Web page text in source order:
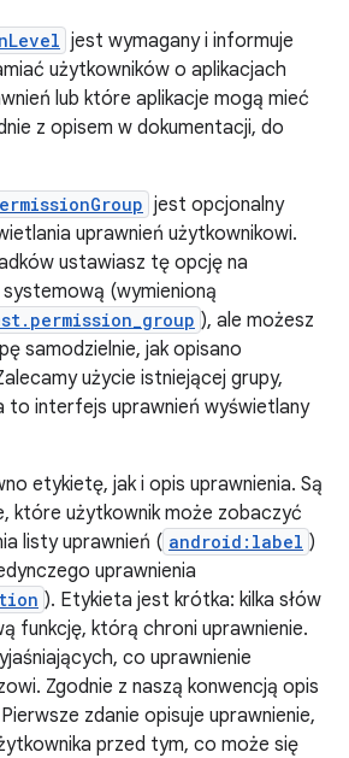
jest wymagany i informuje
użytkowników o aplikacjach
lub które aplikacje mogą mieć
z opisem w dokumentacji, do
jest opcjonalny
uprawnień użytkownikowi.
ustawiasz tę opcję na
(wymienioną
), ale możesz
samodzielnie, jak opisano
użycie istniejącej grupy,
to interfejs uprawnień wyświetlany
etykietę, jak i opis uprawnienia. Są
które użytkownik może zobaczyć
listy uprawnień ( android:label )
uprawnienia
). Etykieta jest krótka: kilka słów
funkcję, którą chroni uprawnienie.
co uprawnienie
Zgodnie z naszą konwencją opis
zdanie opisuje uprawnienie,
przed tym, co może się